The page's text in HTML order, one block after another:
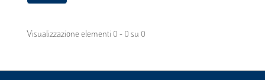
Visualizzazione elementi 0 - 0 su 0